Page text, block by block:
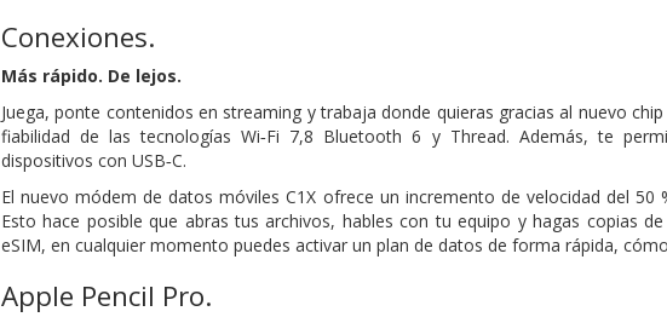
Conexiones.
Más rápido. De lejos.
Juega, ponte contenidos en streaming y trabaja donde quieras gracias al nuevo
fiabilidad de las tecnologías Wi‑Fi 7,8 Bluetooth 6 y Thread. Además, te
dispositivos con USB‑C.
El nuevo módem de datos móviles C1X ofrece un incremento de velocidad del
Esto hace posible que abras tus archivos, hables con tu equipo y hagas copias
eSIM, en cualquier momento puedes activar un plan de datos de forma rápida,
Apple Pencil Pro.